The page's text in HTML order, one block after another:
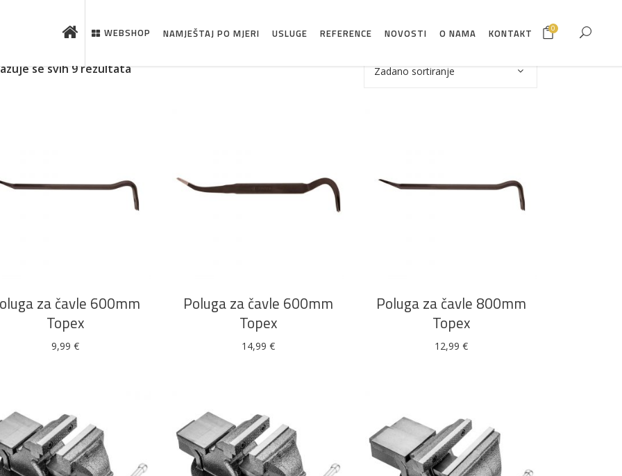
WEBSHOP NAMJEŠTAJ PO MJERI USLUGE REFERENCE NOVOSTI O NAMA KONTAKT 0
se svih 9 rezultata Zadano sortiranje
za čavle 600mm
Topex
9,99 €
Poluga za čavle 600mm
Topex
14,99 €
Poluga za čavle 800mm
Topex
12,99 €